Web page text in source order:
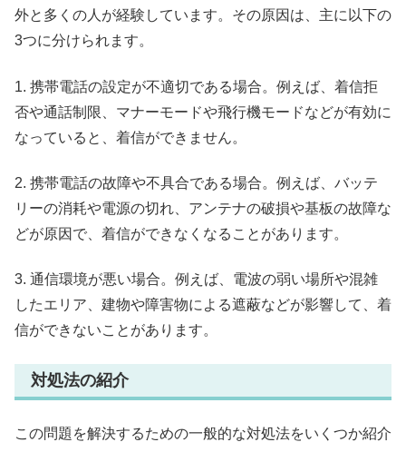
外と多くの人が経験しています。その原因は、主に以下の
3つに分けられます。
1. 携帯電話の設定が不適切である場合。例えば、着信拒
否や通話制限、マナーモードや飛行機モードなどが有効に
なっていると、着信ができません。
2. 携帯電話の故障や不具合である場合。例えば、バッテ
リーの消耗や電源の切れ、アンテナの破損や基板の故障な
どが原因で、着信ができなくなることがあります。
3. 通信環境が悪い場合。例えば、電波の弱い場所や混雑
したエリア、建物や障害物による遮蔽などが影響して、着
信ができないことがあります。
対処法の紹介
この問題を解決するための一般的な対処法をいくつか紹介